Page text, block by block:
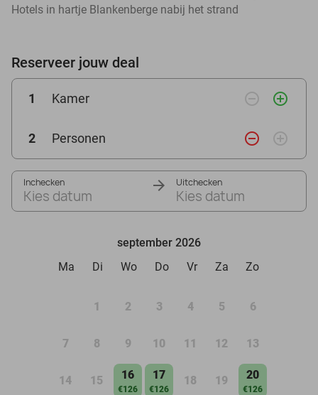
Hotels in hartje Blankenberge nabij het strand
Reserveer jouw deal
1 Kamer remove_circle_outline add_circle_outline
2 Personen remove_circle_outline add_circle_outline
Inchecken
Kies datum
Uitchecken
Kies datum
september 2026
Ma
Di Wo Do Vr Za Zo
1 2 3 4 5 6
7 8 9 10 11 12 13
14 15 16
€126
17
€126
18 19 20
€126